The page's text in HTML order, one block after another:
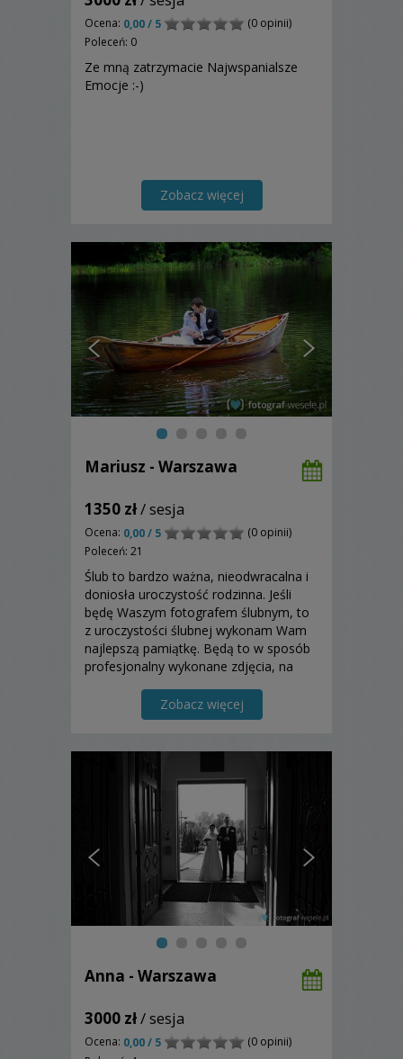
Ocena: 0,00 / 5
(0 opinii)
Poleceń: 0
Ze mną zatrzymacie Najwspanialsze
Emocje :-)
Zobacz więcej
Mariusz - Warszawa
1350 zł/ sesja
Ocena: 0,00 / 5
(0 opinii)
Poleceń: 21
Ślub to bardzo ważna, nieodwracalna i
doniosła uroczystość rodzinna. Jeśli
będę Waszym fotografem ślubnym, to
z uroczystości ślubnej wykonam Wam
najlepszą pamiątkę. Będą to w sposób
profesjonalny wykonane zdjęcia, na
wzruszenia, piękno i wyjątkowość tego
Zobacz więcej
Anna - Warszawa
3000 zł/ sesja
Ocena: 0,00 / 5
(0 opinii)